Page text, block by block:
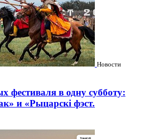
Новости
фестиваля в одну субботу:
и «Рыцарскі фэст.